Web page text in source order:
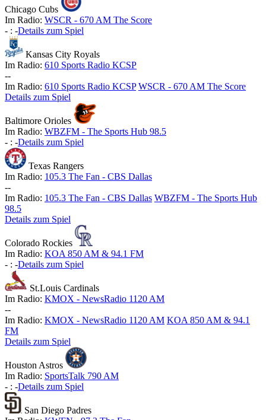
Chicago Cubs
Im Radio: WSCR - 670 AM The Score
- : -Details zum Spiel
Kansas City Royals
Im Radio: 610 Sports Radio KCSP
--
Im Radio: 610 Sports Radio KCSP WSCR - 670 AM The Score
Details zum Spiel
Baltimore Orioles
Im Radio: WBZFM - The Sports Hub 98.5
- : -Details zum Spiel
Texas Rangers
Im Radio: 105.3 The Fan - CBS Dallas
--
Im Radio: 105.3 The Fan - CBS Dallas WBZFM - The Sports Hub
98.5
Details zum Spiel
Colorado Rockies
Im Radio: KOA 850 AM & 94.1 FM
- : -Details zum Spiel
St.Louis Cardinals
Im Radio: KMOX - NewsRadio 1120 AM
--
Im Radio: KMOX - NewsRadio 1120 AM KOA 850 AM & 94.1
FM
Details zum Spiel
Houston Astros
Im Radio: SportsTalk 790 AM
- : -Details zum Spiel
San Diego Padres